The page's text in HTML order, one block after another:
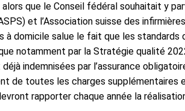
que le Conseil fédéral souhaitait y
et l’Association suisse des
à domicile salue le fait que les
notamment par la Stratégie qualité
indemnisées par l’assurance
de toutes les charges
rapporter chaque année la